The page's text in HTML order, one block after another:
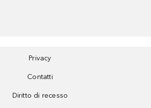
Privacy
Contatti
Diritto di recesso